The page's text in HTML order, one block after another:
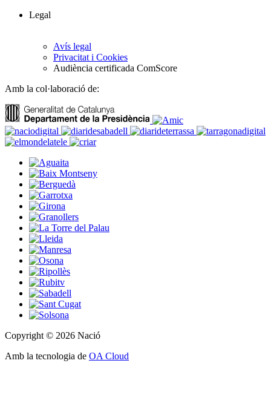
Legal
Avís legal
Privacitat i Cookies
Audiència certificada ComScore
Amb la col·laboració de:
Copyright © 2026 Nació
Amb la tecnologia de OA Cloud